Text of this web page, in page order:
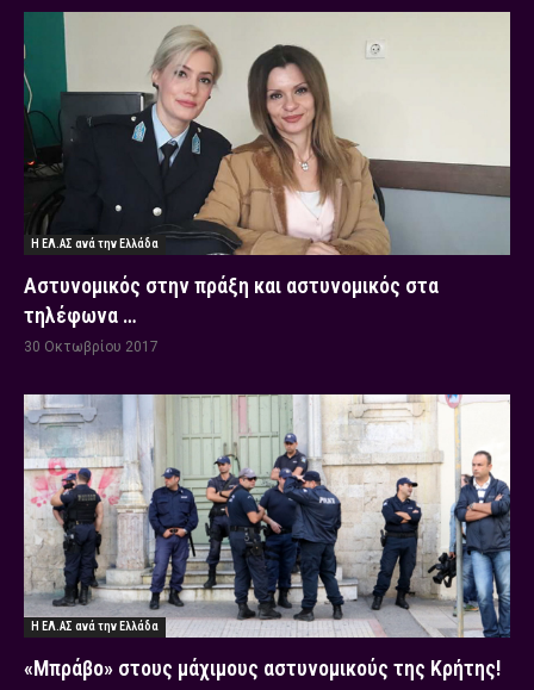
Η ΕΛ.ΑΣ ανά την Ελλάδα
Αστυνομικός στην πράξη και αστυνομικός στα
τηλέφωνα …
30 Οκτωβρίου 2017
Η ΕΛ.ΑΣ ανά την Ελλάδα
«Μπράβο» στους μάχιμους αστυνομικούς της Κρήτης!